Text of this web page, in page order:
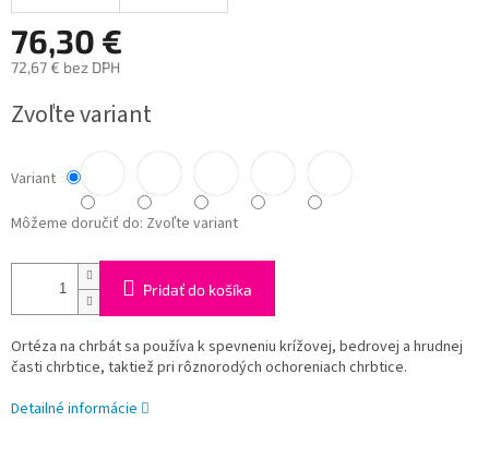
76,30 €
72,67 € bez DPH
cena:
Zvoľte variant
Variant
Môžeme doručiť do: Zvoľte variant
Pridať do košíka
Ortéza na chrbát sa používa k spevneniu krížovej, bedrovej a hrudnej
časti chrbtice, taktiež pri rôznorodých ochoreniach chrbtice.
Detailné informácie